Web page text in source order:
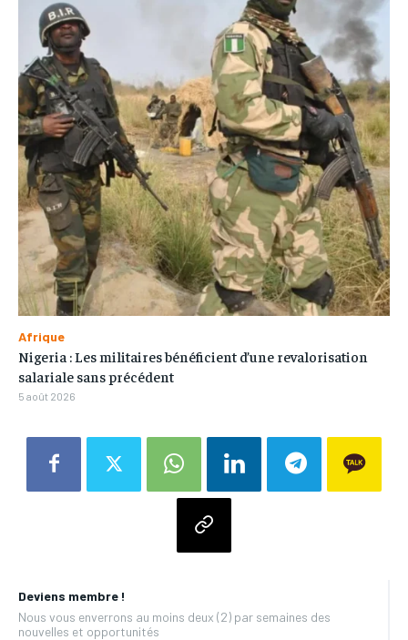
Deviens membre !
Nous vous enverrons au moins deux (2) par semaines des
nouvelles et opportunités
Afrique
Nigeria : Les militaires bénéficient d’une revalorisation
salariale sans précédent
5 août 2026